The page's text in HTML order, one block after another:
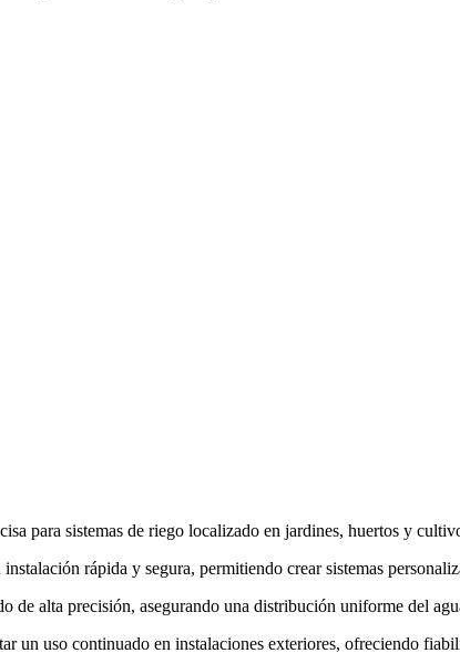
para sistemas de riego localizado en jardines, huertos y
rápida y segura, permitiendo crear sistemas
de alta precisión, asegurando una distribución uniforme del
un uso continuado en instalaciones exteriores, ofreciendo